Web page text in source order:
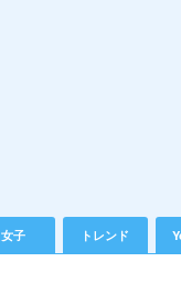
女子 トレンド